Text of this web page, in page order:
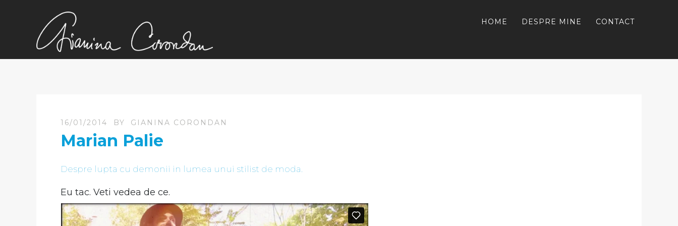
HOME DESPRE MINE CONTACT
16/01/2014 BY GIANINA CORONDAN
Marian Palie
Despre lupta cu demonii in lumea unui stilist de moda.
Eu tac. Veti vedea de ce.